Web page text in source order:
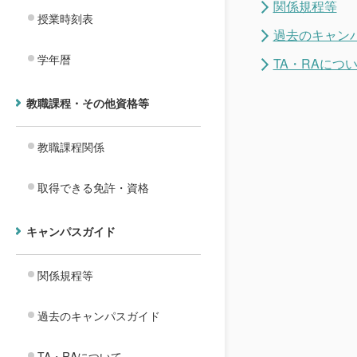
関係規程等
過去のキャン
TA・RAにつ
授業時刻表
学年暦
教職課程・その他資格等
教職課程関係
取得できる免許・資格
キャンパスガイド
関係規程等
過去のキャンパスガイド